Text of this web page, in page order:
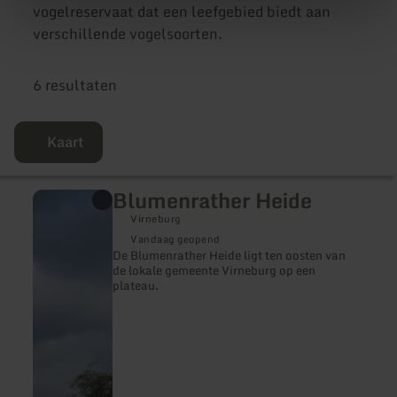
vogelreservaat dat een leefgebied biedt aan
verschillende vogelsoorten.
6 resultaten
Kaart
Blumenrather Heide
Virneburg
Vandaag geopend
De Blumenrather Heide ligt ten oosten van
de lokale gemeente Virneburg op een
plateau.
meer